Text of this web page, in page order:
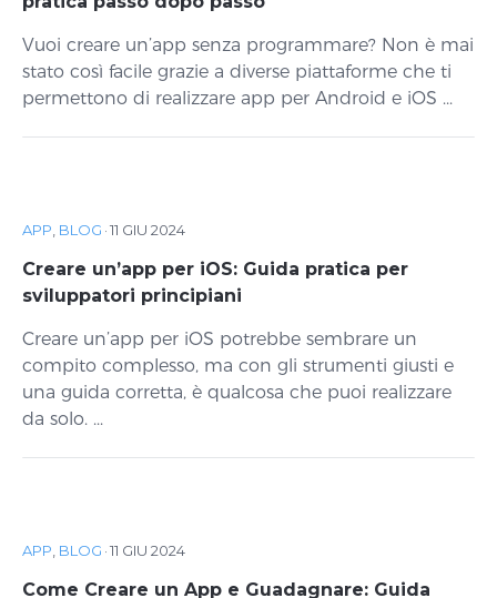
Vuoi creare un’app senza programmare? Non è mai
stato così facile grazie a diverse piattaforme che ti
permettono di realizzare app per Android e iOS ...
APP, BLOG ·11 GIU 2024
Creare un’app per iOS: Guida pratica per
sviluppatori principiani
Creare un’app per iOS potrebbe sembrare un
compito complesso, ma con gli strumenti giusti e
una guida corretta, è qualcosa che puoi realizzare
da solo. ...
APP, BLOG ·11 GIU 2024
Come Creare un App e Guadagnare: Guida